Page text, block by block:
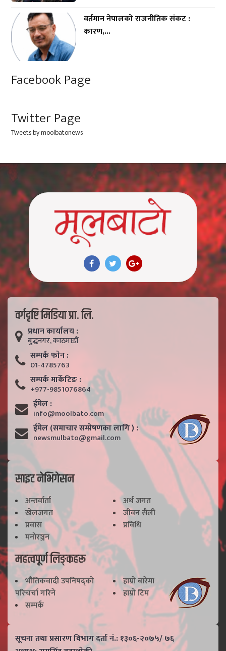
वर्तमान नेपालको राजनीतिक संकट :
कारण,...
Facebook Page
Twitter Page
Tweets by moolbatonews
वर्गदृष्टि मिडिया प्रा. लि.
प्रधान कार्यालय :
बुद्धनगर, काठमाडाैं
सम्पर्क फाेन :
01-4785763
सम्पर्क मार्केटिङ :
+977-9851076864
ईमेल :
info@moolbato.com
ईमेल (समाचार सम्प्रेषणका लागि ) :
newsmulbato@gmail.com
साइट नेभिगेसन
अन्तर्वार्ता
अर्थ जगत
खेलजगत
जीवन सैली
प्रवास
प्रविधि
मनोरञ्जन
महत्वपूर्ण लिङ्कहरू
भाैतिकवादी उपनिषद्काे
परिचर्चा गरिने
हाम्राे बारेमा
हाम्राे टिम
सम्पर्क
सूचना तथा प्रसारण विभाग दर्ता नं.: १३०६-२०७५/ ७६